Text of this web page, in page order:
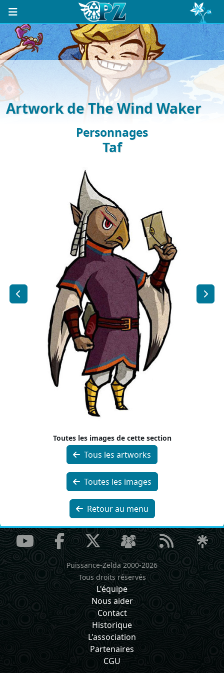
Artwork de The Wind Waker
Personnages
Taf
Toutes les images de cette section
Tous les artworks
Toutes les images
Retour au menu
Puissance-Zelda 2000-2026
Tous droits réservés
L'équipe
Nous aider
Contact
Historique
L'association
Partenaires
CGU